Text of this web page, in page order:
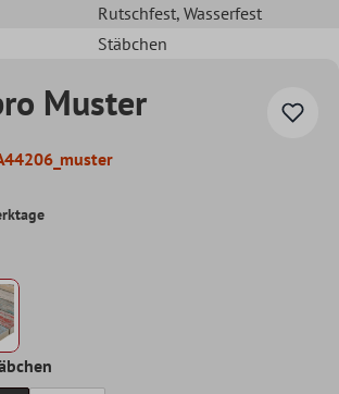
Rutschfest, Wasserfest
Stäbchen
Muster